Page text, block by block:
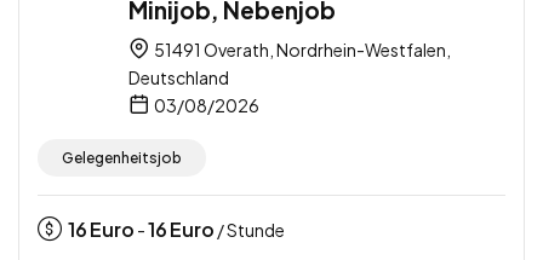
Minijob, Nebenjob
51491 Overath, Nordrhein-Westfalen,
Deutschland
03/08/2026
Gelegenheitsjob
16Euro -16Euro / Stunde